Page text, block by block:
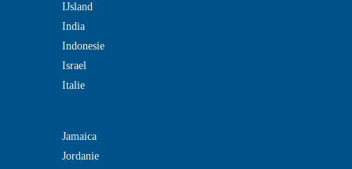
IJsland
India
Indonesie
Israel
Italie
Jamaica
Jordanie